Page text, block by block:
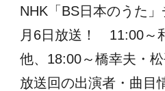
NHK「BS日本のうた
月6日放送！ 11:00～
他、18:00～橋幸夫・
放送回の出演者・曲目